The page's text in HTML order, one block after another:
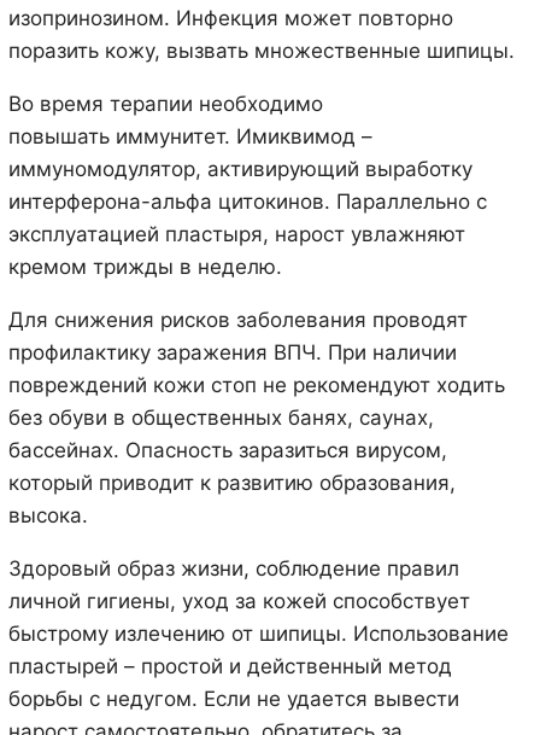
изопринозином. Инфекция может повторно
поразить кожу, вызвать множественные шипицы.
Во время терапии необходимо
повышать иммунитет. Имиквимод –
иммуномодулятор, активирующий выработку
интерферона-альфа цитокинов. Параллельно с
эксплуатацией пластыря, нарост увлажняют
кремом трижды в неделю.
Для снижения рисков заболевания проводят
профилактику заражения ВПЧ. При наличии
повреждений кожи стоп не рекомендуют ходить
без обуви в общественных банях, саунах,
бассейнах. Опасность заразиться вирусом,
который приводит к развитию образования,
высока.
Здоровый образ жизни, соблюдение правил
личной гигиены, уход за кожей способствует
быстрому излечению от шипицы. Использование
пластырей – простой и действенный метод
борьбы с недугом. Если не удается вывести